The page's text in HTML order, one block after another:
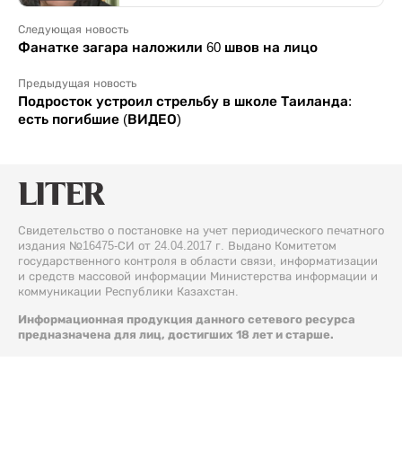
Следующая новость
Фанатке загара наложили 60 швов на лицо
Предыдущая новость
Подросток устроил стрельбу в школе Таиланда:
есть погибшие (ВИДЕО)
Свидетельство о постановке на учет периодического печатного
издания №16475-СИ от 24.04.2017 г. Выдано Комитетом
государственного контроля в области связи, информатизации
и средств массовой информации Министерства информации и
коммуникации Республики Казахстан.
Информационная продукция данного сетевого ресурса
предназначена для лиц, достигших 18 лет и старше.